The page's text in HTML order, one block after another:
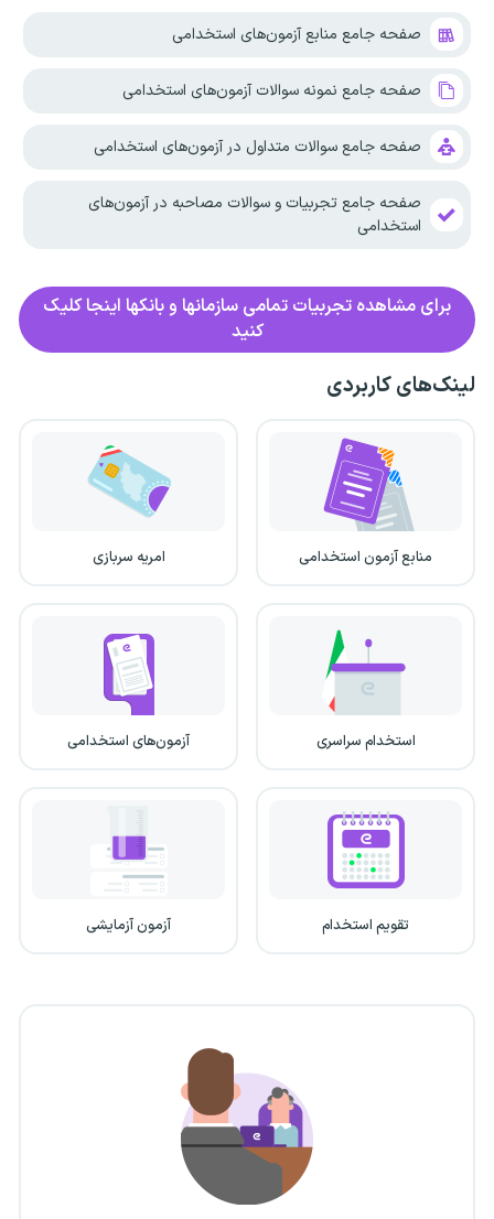
صفحه جامع منابع آزمون‌های استخدامی
صفحه جامع نمونه سوالات آزمون‌های استخدامی
صفحه جامع سوالات متداول در آزمون‌های استخدامی
صفحه جامع تجربیات و سوالات مصاحبه در آزمون‌های
استخدامی
برای مشاهده تجربیات تمامی سازمانها و بانکها اینجا کلیک
کنید
لینک‌های کاربردی
منابع آزمون استخدامی امریه سربازی
استخدام سراسری آزمون‌های استخدامی
تقویم استخدام آزمون آزمایشی